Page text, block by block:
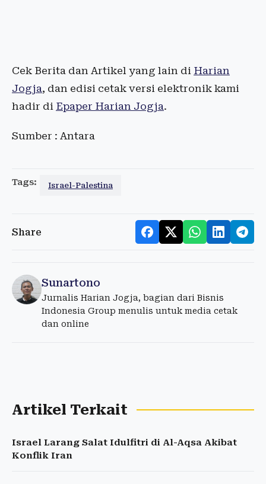
Cek Berita dan Artikel yang lain di Harian
Jogja, dan edisi cetak versi elektronik kami
hadir di Epaper Harian Jogja.
Sumber : Antara
Tags: Israel-Palestina
Share
Sunartono
Jurnalis Harian Jogja, bagian dari Bisnis
Indonesia Group menulis untuk media cetak
dan online
Artikel Terkait
Israel Larang Salat Idulfitri di Al-Aqsa Akibat
Konflik Iran